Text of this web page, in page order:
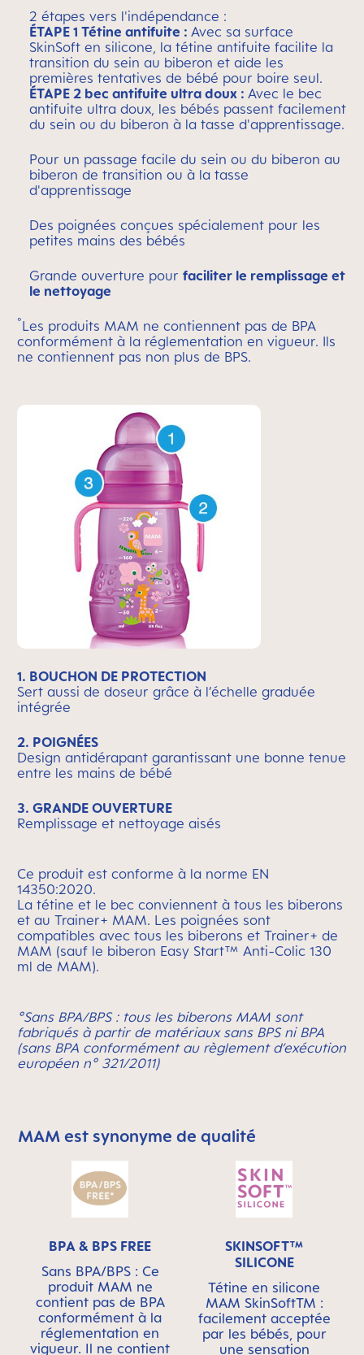
2 étapes vers l'indépendance :
ÉTAPE 1 Tétine antifuite : Avec sa surface
SkinSoft en silicone, la tétine antifuite facilite la
transition du sein au biberon et aide les
premières tentatives de bébé pour boire seul.
ÉTAPE 2 bec antifuite ultra doux : Avec le bec
antifuite ultra doux, les bébés passent facilement
du sein ou du biberon à la tasse d'apprentissage.
Pour un passage facile du sein ou du biberon au
biberon de transition ou à la tasse
d'apprentissage
Des poignées conçues spécialement pour les
petites mains des bébés
Grande ouverture pour faciliter le remplissage et
le nettoyage
°Les produits MAM ne contiennent pas de BPA
conformément à la réglementation en vigueur. Ils
ne contiennent pas non plus de BPS.
1. BOUCHON DE PROTECTION
Sert aussi de doseur grâce à l’échelle graduée
intégrée
2. POIGNÉES
Design antidérapant garantissant une bonne tenue
entre les mains de bébé
3. GRANDE OUVERTURE
Remplissage et nettoyage aisés
Ce produit est conforme à la norme EN
14350:2020.
La tétine et le bec conviennent à tous les biberons
et au Trainer+ MAM. Les poignées sont
compatibles avec tous les biberons et Trainer+ de
MAM (sauf le biberon Easy Start™ Anti-Colic 130
ml de MAM).
°Sans BPA/BPS : tous les biberons MAM sont
fabriqués à partir de matériaux sans BPS ni BPA
(sans BPA conformément au règlement d’exécution
européen n° 321/2011)
Skip MAM Means Quality Icon Bar
MAM est synonyme de qualité
BPA & BPS FREE
Sans BPA/BPS : Ce
produit MAM ne
contient pas de BPA
conformément à la
réglementation en
vigueur. Il ne contient
SKINSOFT™
SILICONE
Tétine en silicone
MAM SkinSoftTM :
facilement acceptée
par les bébés, pour
une sensation